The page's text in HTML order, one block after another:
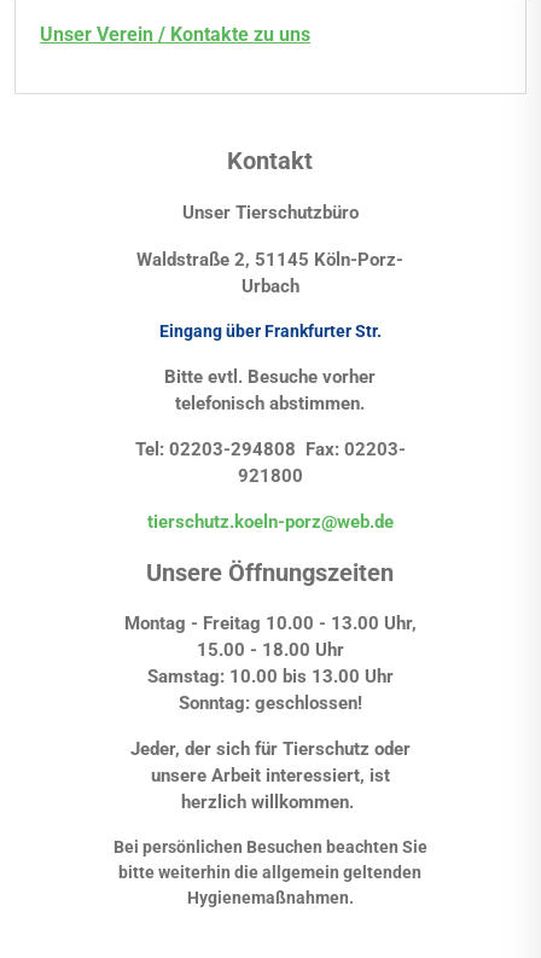
Unser Verein / Kontakte zu uns
Kontakt
Unser Tierschutzbüro
Waldstraße 2, 51145 Köln-Porz-
Urbach
Eingang über Frankfurter Str.
Bitte evtl. Besuche vorher
telefonisch abstimmen.
Tel: 02203-294808 Fax: 02203-
921800
tierschutz.koeln-porz@web.de
Unsere Öffnungszeiten
Montag - Freitag 10.00 - 13.00 Uhr,
15.00 - 18.00 Uhr
Samstag: 10.00 bis 13.00 Uhr
Sonntag: geschlossen!
Jeder, der sich für Tierschutz oder
unsere Arbeit interessiert, ist
herzlich willkommen.
Bei persönlichen Besuchen beachten Sie
bitte weiterhin die allgemein geltenden
Hygienemaßnahmen.